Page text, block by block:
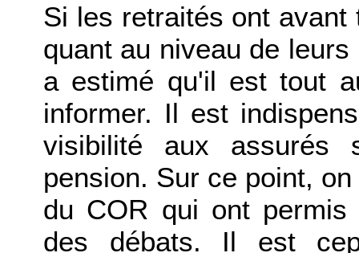
Si les retraités ont
quant au niveau de
a estimé qu'il est tout
informer. Il est
visibilité aux
pension. Sur ce point,
du COR qui ont permis
des débats. Il est